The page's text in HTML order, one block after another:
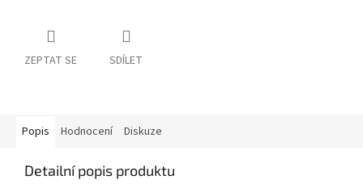
ZEPTAT SE SDÍLET
Popis Hodnocení Diskuze
Detailní popis produktu